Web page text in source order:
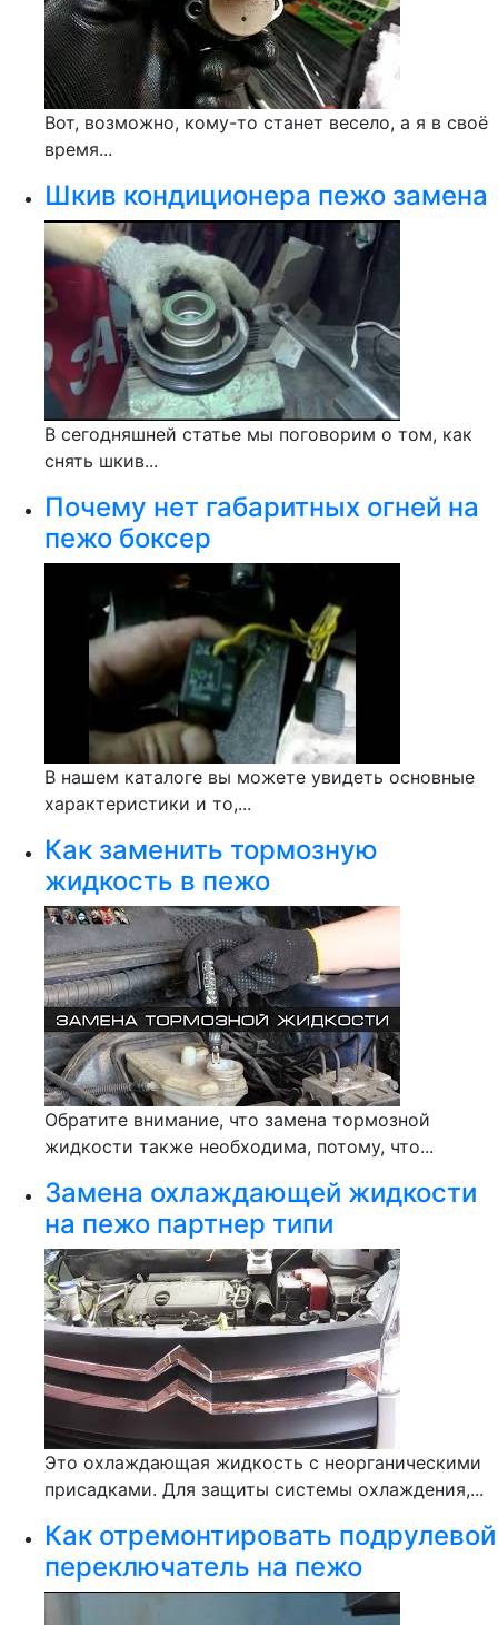
Вот, возможно, кому-то станет весело, а я в своё
время...
Шкив кондиционера пежо замена
В сегодняшней статье мы поговорим о том, как
снять шкив...
Почему нет габаритных огней на
пежо боксер
В нашем каталоге вы можете увидеть основные
характеристики и то,...
Как заменить тормозную
жидкость в пежо
Обратите внимание, что замена тормозной
жидкости также необходима, потому, что...
Замена охлаждающей жидкости
на пежо партнер типи
Это охлаждающая жидкость с неорганическими
присадками. Для защиты системы охлаждения,...
Как отремонтировать подрулевой
переключатель на пежо